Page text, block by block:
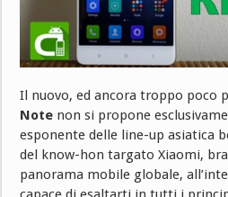
Il nuovo, ed ancora troppo poco
Note non si propone
esponente delle line-up asiatica
del know-hon targato Xiaomi,
panorama mobile globale,